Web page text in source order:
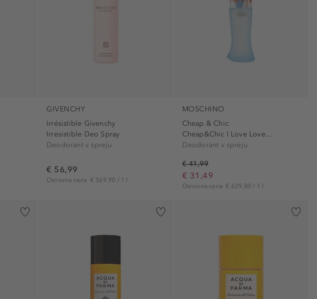
GIVENCHY
Irrésistible Givenchy
Irresistible Deo Spray
Deodorant v spreju
€ 56,99
Osnovna cena € 569,90 / 1 l
MOSCHINO
Cheap & Chic
Cheap&Chic I Love Love...
Deodorant v spreju
€ 41,99
€ 31,49
Osnovna cena € 629,80 / 1 l